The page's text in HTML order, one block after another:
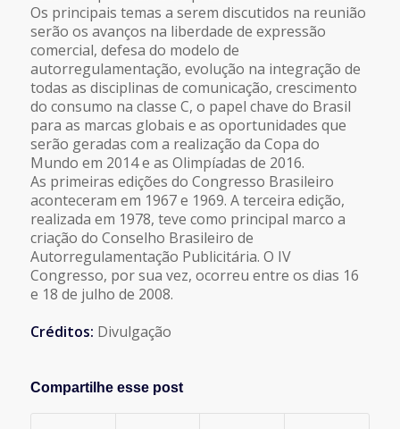
Os principais temas a serem discutidos na reunião
serão os avanços na liberdade de expressão
comercial, defesa do modelo de
autorregulamentação, evolução na integração de
todas as disciplinas de comunicação, crescimento
do consumo na classe C, o papel chave do Brasil
para as marcas globais e as oportunidades que
serão geradas com a realização da Copa do
Mundo em 2014 e as Olimpíadas de 2016.
As primeiras edições do Congresso Brasileiro
aconteceram em 1967 e 1969. A terceira edição,
realizada em 1978, teve como principal marco a
criação do Conselho Brasileiro de
Autorregulamentação Publicitária. O IV
Congresso, por sua vez, ocorreu entre os dias 16
e 18 de julho de 2008.
Créditos: Divulgação
Compartilhe esse post